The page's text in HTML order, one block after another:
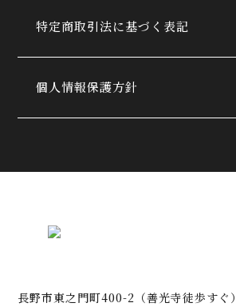
特定商取引法に基づく表記
個人情報保護方針
長野市東之門町400-2（善光寺徒歩すぐ）